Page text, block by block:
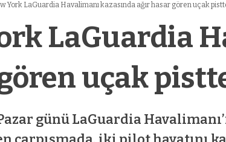
York LaGuardia Havalimanı kazasında ağır hasar gören uçak
LaGuardia
uçak
günü LaGuardia